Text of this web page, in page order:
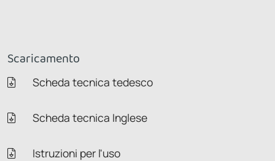
Scaricamento
Scheda tecnica tedesco
Scheda tecnica Inglese
Istruzioni per l'uso